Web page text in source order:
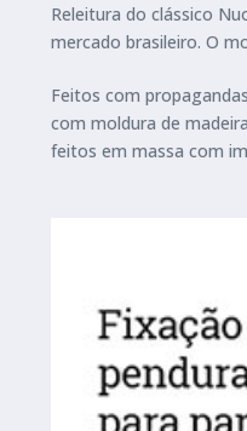
Releitura do clássico
mercado brasileiro. O
Feitos com
com moldura de
feitos em massa com